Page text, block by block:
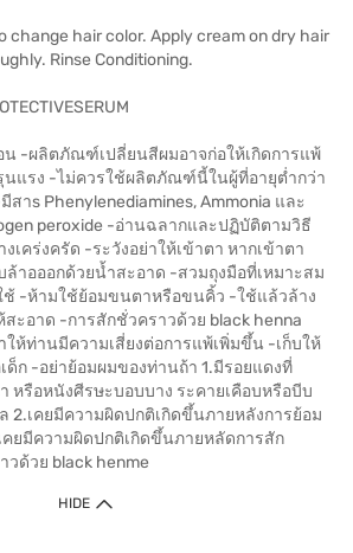
change hair color. Apply cream on dry hair
Rinse Conditioning.
น -ผลิตภัณฑ์เปลี่ยนสีผมอาจก่อให้เกิดการแพ้
นแรง -ไม่ควรใช้ผลิตภัณฑ์นี้ในผู้ที่อายุต่ำกว่า
สาs Phenylenediamines, Ammonia และ
peroxide -อ่านฉลากและปฏิบัติตามวิธี
งเคร่งครัด -ระวังอย่าให้เข้าตา หากเข้าตา
ล้าอออกด้วยน้ำสะอาด -สวมถุงมือที่เหมาะสม
-ห้ามใช้ย้อมขนตาหรือขนคิ้ว -ใช้แล้วล้าง
สะอาด -การสักชั่วคราวด้วย black henna
ให้ท่านมีความเสี่ยงต่อการแพ้เพิ่มขึ้น -เก็บให้
ด็ก -อย่าย้อมผมของท่านถ้า 1.มีรอยแดงที่
หรือหนังศีรษะบอบบาง ระคายเคือบหรือบีบ
2.เคยมีความผิดปกติเกิดขึ้นภายหลังการย้อม
คยมีความผิดปกติเกิดขึ้นภายหลัดการสัก
วด้วย black henme
HIDE